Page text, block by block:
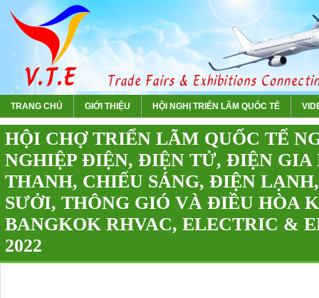
TRANG CHỦ GIỚI THIỆU HỘI NGHỊ TRIỂN LÃM QUỐC TẾ
HỘI CHỢ TRIỂN LÃM QUỐC TẾ
NGHIỆP ĐIỆN, ĐIỆN TỬ, ĐIỆN GIA
THANH, CHIẾU SÁNG, ĐIỆN
SƯỞI, THÔNG GIÓ VÀ ĐIỀU HÒA
BANGKOK RHVAC, ELECTRIC &
2022